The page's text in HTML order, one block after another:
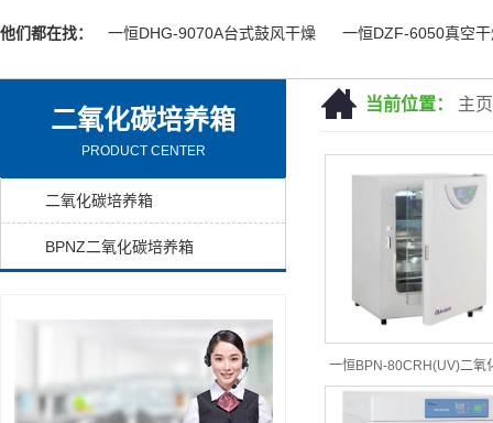
他们都在找： 一恒DHG-9070A台式鼓风干燥 一恒DZF-6050真空
当前位置： 主页
一恒BPN-80CRH(UV)二氧
培养箱
二氧化碳培养箱
PRODUCT CENTER
二氧化碳培养箱
BPNZ二氧化碳培养箱